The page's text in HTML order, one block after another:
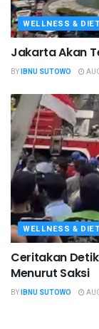
WELLNESS & DIET
Jakarta Akan
BYIBNU SUTOWO
WELLNESS & DIET
Ceritakan
Menurut Saksi
BYIBNU SUTOWO